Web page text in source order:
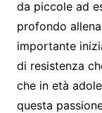
da piccole ad
profondo
importante
di resistenza
che in età
questa